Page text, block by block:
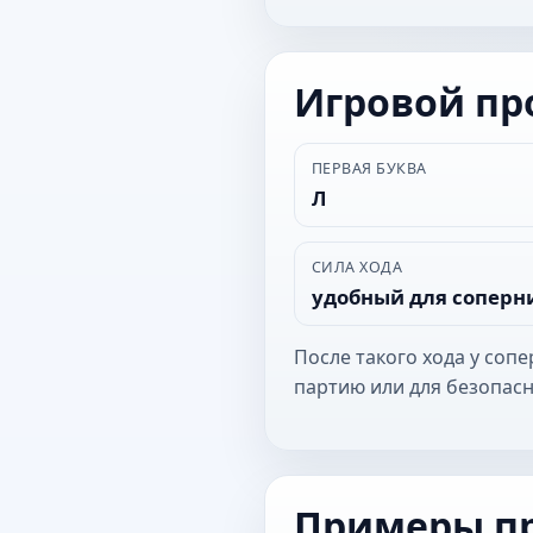
Игровой
ПЕРВАЯ БУКВА
Л
СИЛА ХОДА
удобный для
После такого хода у
партию или для